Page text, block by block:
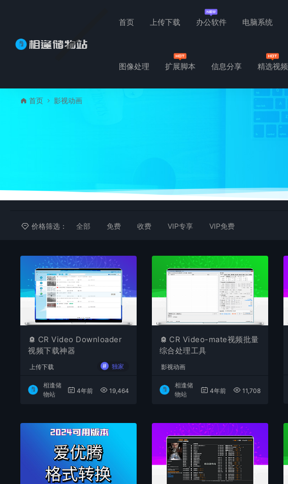
首页 上传下载 办公软件 电脑系统
图像处理 扩展脚本 信息分享 精选视频
首页 影视动画
价格筛选： 全部 免费 收费 VIP专享 VIP免费
CR Video Downloader
视频下载神器
上传下载 # 独家
相逢储
物站
4年前 19,464
CR Video-mate视频批量
综合处理工具
影视动画
相逢储
物站
4年前 11,708